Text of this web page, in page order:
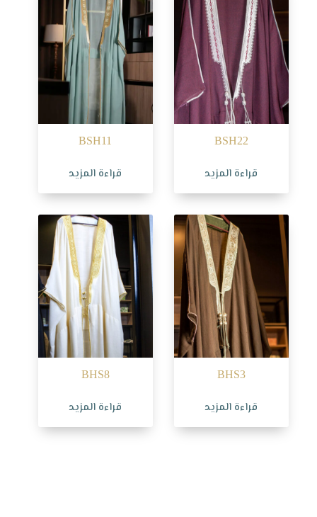
BSH22
قراءة المزيد
BSH11
قراءة المزيد
BHS3
قراءة المزيد
BHS8
قراءة المزيد